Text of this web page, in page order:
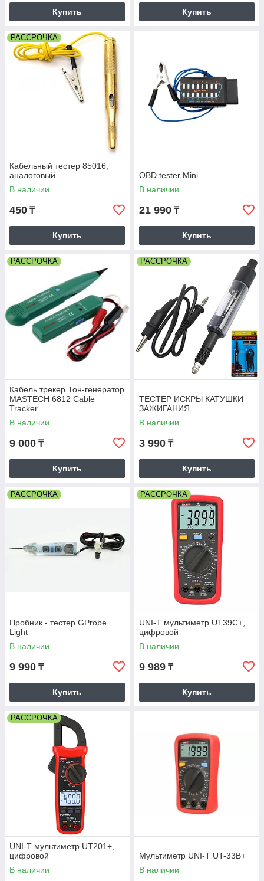
Купить Купить
РАССРОЧКА
Кабельный тестер 85016,
аналоговый
В наличии
450 ₸
Купить
OBD tester Mini
В наличии
21 990 ₸
Купить
РАССРОЧКА
Кабель трекер Тон-генератор
MASTECH 6812 Cable
Tracker
В наличии
9 000 ₸
Купить
РАССРОЧКА
ТЕСТЕР ИСКРЫ КАТУШКИ
ЗАЖИГАНИЯ
В наличии
3 990 ₸
Купить
РАССРОЧКА
Пробник - тестер GProbe
Light
В наличии
9 990 ₸
Купить
РАССРОЧКА
UNI-T мультиметр UT39C+,
цифровой
В наличии
9 989 ₸
Купить
РАССРОЧКА
UNI-T мультиметр UT201+,
цифровой
В наличии
Мультиметр UNI-T UT-33B+
В наличии